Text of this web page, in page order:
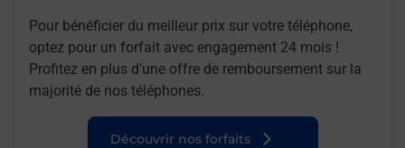
Pour bénéficier du meilleur prix sur votre téléphone,
optez pour un forfait avec engagement 24 mois !
Profitez en plus d’une offre de remboursement sur la
majorité de nos téléphones.
Découvrir nos forfaits